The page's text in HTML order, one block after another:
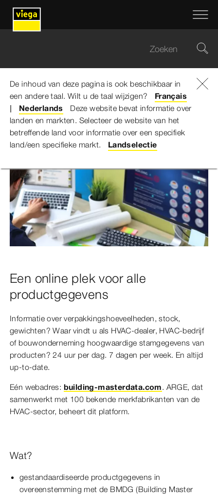
De inhoud van deze pagina is ook beschikbaar in
een andere taal. Wilt u de taal wijzigen?
Français
Nederlands
Deze website bevat informatie over
landen en markten. Selecteer de website van het
betreffende land voor informatie over een specifiek
land/een specifieke markt.
Landselectie
Viega Belgium ... building-masterdata
Building-masterdata.com
Een online plek voor alle
productgegevens
Informatie over verpakkingshoeveelheden, stock,
gewichten? Waar vindt u als HVAC-dealer, HVAC-bedrijf
of bouwonderneming hoogwaardige stamgegevens van
producten? 24 uur per dag. 7 dagen per week. En altijd
up-to-date.
Eén webadres: building-masterdata.com. ARGE, dat
samenwerkt met 100 bekende merkfabrikantenvan de
HVAC-sector, beheert dit platform.
Wat?
gestandaardiseerde productgegevens in
overeenstemming met de BMDG (Building Master